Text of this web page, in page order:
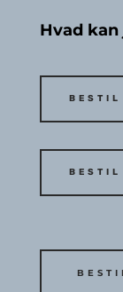
Hvad
BESTIL
BESTIL